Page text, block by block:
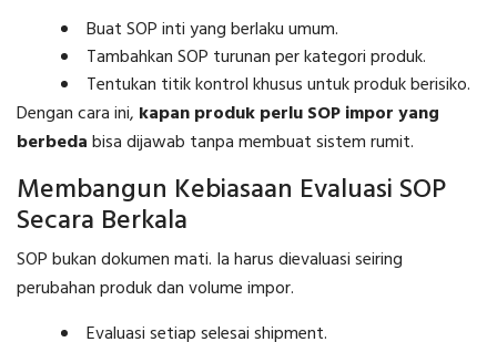
Buat SOP inti yang berlaku umum.
Tambahkan SOP turunan per kategori produk.
Tentukan titik kontrol khusus untuk produk berisiko.
Dengan cara ini, kapan produk perlu SOP impor yang
berbedabisa dijawab tanpa membuat sistem rumit.
Membangun Kebiasaan Evaluasi SOP
Secara Berkala
SOP bukan dokumen mati. Ia harus dievaluasi seiring
perubahan produk dan volume impor.
Evaluasi setiap selesai shipment.